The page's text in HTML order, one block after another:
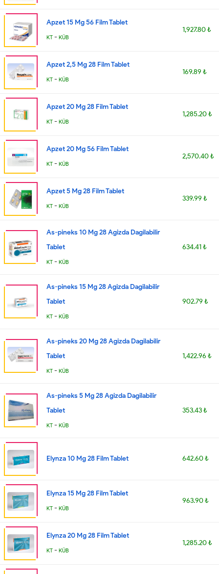
Apzet 15 Mg 56 Film Tablet
KT - KÜB
1,927.80 ₺
Apzet 2,5 Mg 28 Film Tablet
KT - KÜB
169.89 ₺
Apzet 20 Mg 28 Film Tablet
KT - KÜB
1,285.20 ₺
Apzet 20 Mg 56 Film Tablet
KT - KÜB
2,570.40 ₺
Apzet 5 Mg 28 Film Tablet
KT - KÜB
339.99 ₺
As-pineks 10 Mg 28 Agizda Dagilabilir
Tablet
KT - KÜB
634.41 ₺
As-pineks 15 Mg 28 Agizda Dagilabilir
Tablet
KT - KÜB
902.79 ₺
As-pineks 20 Mg 28 Agizda Dagilabilir
Tablet
KT - KÜB
1,422.96 ₺
As-pineks 5 Mg 28 Agizda Dagilabilir
Tablet
KT - KÜB
353.43 ₺
Elynza 10 Mg 28 Film Tablet 642.60 ₺
Elynza 15 Mg 28 Film Tablet
KT - KÜB
963.90 ₺
Elynza 20 Mg 28 Film Tablet
KT - KÜB
1,285.20 ₺